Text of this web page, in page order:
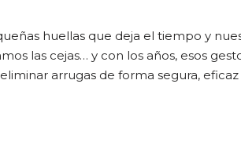
huellas que deja el tiempo y
las cejas… y con los años, esos
arrugas de forma segura, eficaz